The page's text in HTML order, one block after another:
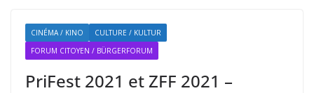
CINÉMA / KINO
CULTURE / KULTUR
FORUM CITOYEN / BÜRGERFORUM
PriFest 2021 et ZFF 2021 –